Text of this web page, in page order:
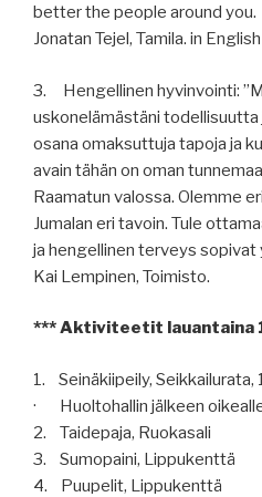
better the people around you.
Jonatan Tejel, Tamila. in
3. Hengellinen hyvinvointi:
uskonelämästäni todellisuutta
osana omaksuttuja tapoja ja
avain tähän on oman
Raamatun valossa. Olemme
Jumalan eri tavoin. Tule
ja hengellinen terveys sopivat
Kai Lempinen, Toimisto.
*** Aktiviteetit lauantaina
1. Seinäkiipeily,
· Huoltohallin jälkeen
2. Taidepaja, Ruokasali
3. Sumopaini, Lippukenttä
4. Puupelit, Lippukenttä